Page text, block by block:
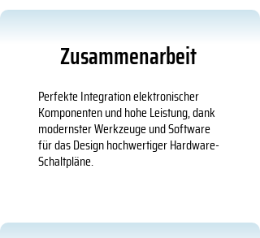
Zusammenarbeit
Perfekte Integration elektronischer
Komponenten und hohe Leistung, dank
modernster Werkzeuge und Software
für das Design hochwertiger Hardware-
Schaltpläne.